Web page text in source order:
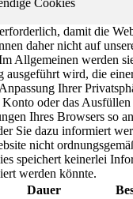
damit die
daher nicht auf
Allgemeinen werden
ausgeführt wird, die
Ihrer
oder das
Ihres Browsers so
Sie dazu informiert
nicht
speichert keinerlei
werden könnte.
Dauer